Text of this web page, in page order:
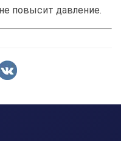
повысит давление.